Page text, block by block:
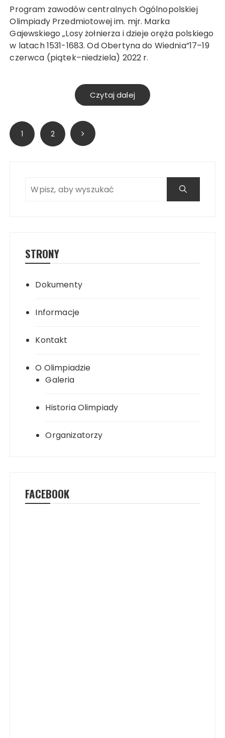
Program zawodów centralnych Ogólnopolskiej
Olimpiady Przedmiotowej im. mjr. Marka
Gajewskiego „Losy żołnierza i dzieje oręża polskiego
w latach 1531-1683. Od Obertyna do Wiednia”17–19
czerwca (piątek–niedziela) 2022 r.
Czytaj dalej
Stronicowanie
wpisów
1 2
STRONY
Dokumenty
Informacje
Kontakt
O Olimpiadzie
Galeria
Historia Olimpiady
Organizatorzy
FACEBOOK